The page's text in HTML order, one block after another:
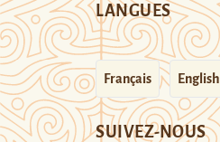
LANGUES
Français English
SUIVEZ-NOUS